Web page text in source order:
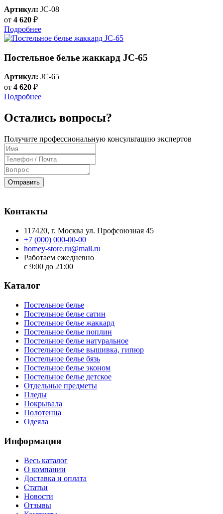
Артикул: JC-08
от 4 620 ₽
Подробнее
Постельное белье жаккард JC-65
Артикул: JC-65
от 4 620 ₽
Подробнее
Остались вопросы?
Получите профессиональную консультацию экспертов
Отправить
Контакты
117420, г. Москва ул. Профсоюзная 45
+7 (000) 000-00-00
homey-store.ru@mail.ru
Работаем ежедневно
с 9:00 до 21:00
Каталог
Постельное белье
Постельное белье сатин
Постельное белье жаккард
Постельное белье поплин
Постельное белье натуральное
Постельное белье вышивка, гипюр
Постельное белье бязь
Постельное белье эконом
Постельное белье детское
Отдельные предметы
Пледы
Покрывала
Полотенца
Одеяла
Информация
Весь каталог
О компании
Доставка и оплата
Статьи
Новости
Отзывы